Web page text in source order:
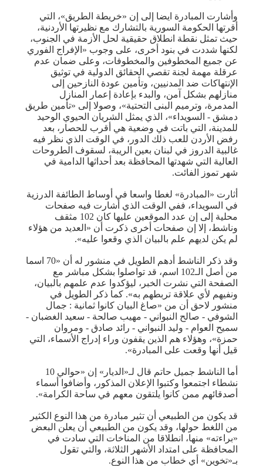
وأشارت المبادرة ايضا إلى إن «خريطة الطريق»، التي
أقرتها الحكومة السورية بالتشارك مع نظيرتها الأردنية،
حيث تمثل نقطة انطلاق حقيقية لحل الأزمة في الجنوب،
لكنها شددت في بنود أخرى، على وجوب «الإفراج الفوري
عن جميع المخطوفين والمخطوفات، وعلى ضمان عدم
عرقلة مهمة لجنة تقصي الحقائق الدولية في توثيق
الإنتهاكات ضد المدنيين، وتأمين عودة النازحين إلى
منازلهم بشكل آمن، والبدء بإعادة إعمار المنازل
المدمرة، وترميم البنى التحتية»، وصولا إلى «تأمين طريق
دمشق - السويداء»، الذي يمثل الشريان الحيوي الوحيد
للمدينة، التي باتت في وضعية هي أقرب للحصار، بعد
رفض الأردن للعب ذلك الدور، في الوقت الذي نظر فيه
غالبية الدروز في لبنان بعين الريبة، لسقوف الطروحات
العالية التي شهدتها المحافظة بعد أحداثها الدامية في
شهر تموز الفائت.
أثارت «المبادرة» لغطا واسعا في أوساط الطائفة الدرزية
في السويداء، ففي الوقت الذي أشارت فيه صفحات
محلية إلى إن عدد الموقعين عليها كان 102 مثقف
وناشط، إلا إن صفحات أخرى ذكرت أن «العديد من هؤلاء
لم يكن لديهم علم بالبيان الذي وقعوا عليه».
وقد ذكر الناشط أدهم الطويل في منشور له أن «70 اسما
من أصل الـ102 اسم، قد تواصلوا بشكل مباشر مع
الصفحة التي نشرت الخبر، ليؤكدوا عدم علمهم بالبيان،
ونفيهم لأي علاقة تربطهم به». كما ذكر الطويل في
منشور لاحق أن من «صاغ البيان كانوا ثمانية : جمال
الشوفي - صالح النبواني - مهيب صالحة - سعيد الغضبان -
سميح العوام - وليد النبواني - رائد صادق - ومروان
حمزة»، وهؤلاء هم الذين يقفون وراء إدراج الأسماء، التي
قيل أنها وقعت على المبادرة».
أما الناشط جميل حاتم قال لـ«الديار» إن «حوالي 10
نشطاء اجتمعوا وكتبوا الإعلان المذكور، وأضافوا أسماء
أصدقائهم ممن كانوا يلتقون معهم في ساحة الكرامة».
قد يكون من الطبيعي أن تثير مبادرة من هذا النوع الكثير
من اللغط حولها، وقد يكون من الطبيعي أن يعلن البعض
«براءته» منها، انطلاقا من المناخات التي سادت في
المحافظة على امتداد الأشهر الثلاثة، والتي تقول
بـ«تخوين» أي خطاب من هذا النوع.